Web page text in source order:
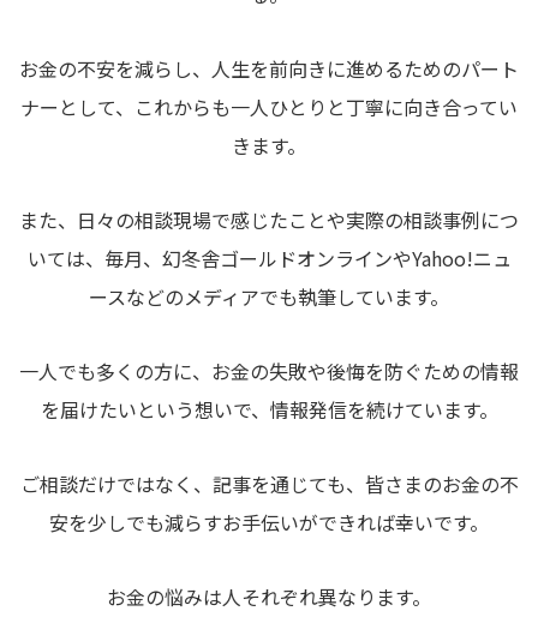
お金の不安を減らし、人生を前向きに進めるためのパート
ナーとして、これからも一人ひとりと丁寧に向き合ってい
きます。
また、日々の相談現場で感じたことや実際の相談事例につ
いては、毎月、幻冬舎ゴールドオンラインやYahoo!ニュ
ースなどのメディアでも執筆しています。
一人でも多くの方に、お金の失敗や後悔を防ぐための情報
を届けたいという想いで、情報発信を続けています。
ご相談だけではなく、記事を通じても、皆さまのお金の不
安を少しでも減らすお手伝いができれば幸いです。
お金の悩みは人それぞれ異なります。